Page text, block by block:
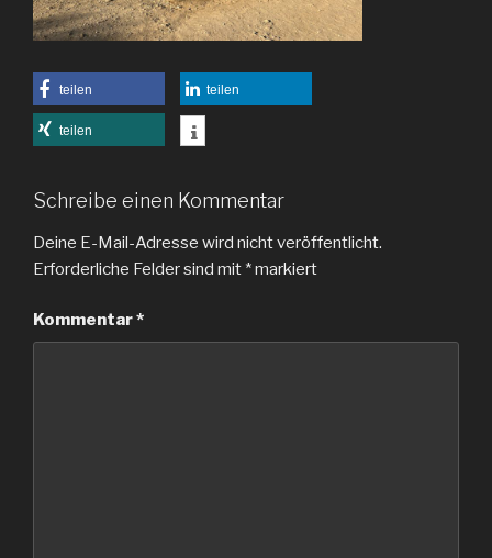
teilen teilen
teilen
Schreibe einen Kommentar
Deine E-Mail-Adresse wird nicht veröffentlicht.
Erforderliche Felder sind mit *markiert
Kommentar*